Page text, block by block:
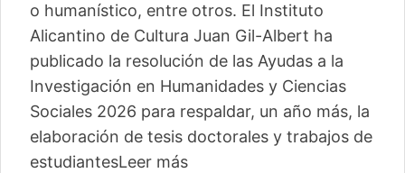
o humanístico, entre otros. El Instituto
Alicantino de Cultura Juan Gil-Albert ha
publicado la resolución de las Ayudas a la
Investigación en Humanidades y Ciencias
Sociales 2026 para respaldar, un año más, la
elaboración de tesis doctorales y trabajos de
estudiantesLeer más